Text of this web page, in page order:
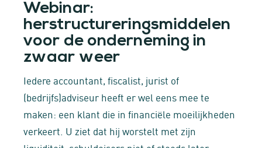
Webinar:
herstructureringsmiddelen
voor de onderneming in
zwaar weer
Iedere accountant, fiscalist, jurist of
(bedrijfs)adviseur heeft er wel eens mee te
maken: een klant die in financiële moeilijkheden
verkeert. U ziet dat hij worstelt met zijn